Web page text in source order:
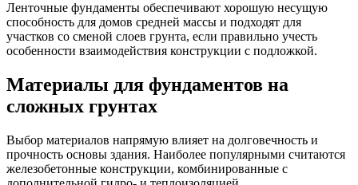
Ленточные фундаменты обеспечивают хорошую несущую
способность для домов средней массы и подходят для
участков со сменой слоев грунта, если правильно учесть
особенности взаимодействия конструкции с подложкой.
Материалы для фундаментов на
сложных грунтах
Выбор материалов напрямую влияет на долговечность и
прочность основы здания. Наиболее популярными считаются
железобетонные конструкции, комбинированные с